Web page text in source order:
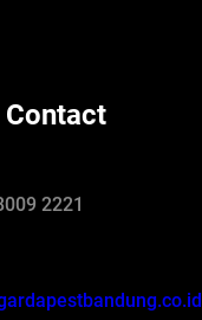
Contact
2221